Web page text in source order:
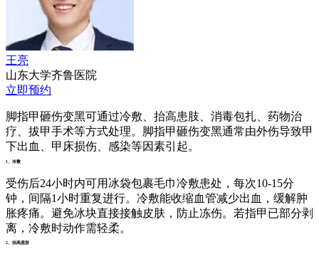
王亮
山东大学齐鲁医院
立即预约
脚指甲砸伤变黑可通过冷敷、抬高患肢、消毒包扎、药物治
疗、拔甲手术等方式处理。脚指甲砸伤变黑通常由外伤导致甲
下出血、甲床损伤、感染等因素引起。
1、冷敷
受伤后24小时内可用冰袋包裹毛巾冷敷患处，每次10-15分
钟，间隔1小时重复进行。冷敷能收缩血管减少出血，缓解肿
胀疼痛。避免冰块直接接触皮肤，防止冻伤。若指甲已部分剥
离，冷敷时动作需轻柔。
2、抬高患肢